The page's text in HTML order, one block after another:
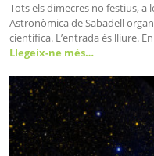
Tots els dimecres no festius, a
Astronòmica de Sabadell
científica. L’entrada és lliure.
Llegeix-ne més…